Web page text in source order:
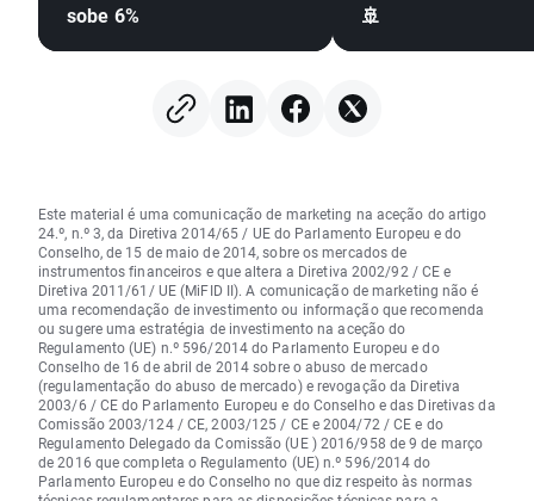
sobe 6%
🚢
Este material é uma comunicação de marketing na aceção do artigo
24.º, n.º 3, da Diretiva 2014/65 / UE do Parlamento Europeu e do
Conselho, de 15 de maio de 2014, sobre os mercados de
instrumentos financeiros e que altera a Diretiva 2002/92 / CE e
Diretiva 2011/61/ UE (MiFID II). A comunicação de marketing não é
uma recomendação de investimento ou informação que recomenda
ou sugere uma estratégia de investimento na aceção do
Regulamento (UE) n.º 596/2014 do Parlamento Europeu e do
Conselho de 16 de abril de 2014 sobre o abuso de mercado
(regulamentação do abuso de mercado) e revogação da Diretiva
2003/6 / CE do Parlamento Europeu e do Conselho e das Diretivas da
Comissão 2003/124 / CE, 2003/125 / CE e 2004/72 / CE e do
Regulamento Delegado da Comissão (UE ) 2016/958 de 9 de março
de 2016 que completa o Regulamento (UE) n.º 596/2014 do
Parlamento Europeu e do Conselho no que diz respeito às normas